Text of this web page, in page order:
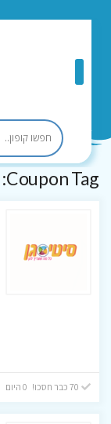
Coupon Tag: